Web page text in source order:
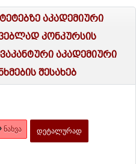
აკადემიური
კონკურსის
აკადემიური
შესახებ
ᲜᲐᲮᲕᲐ ᲓᲔᲢᲐᲚᲣᲠᲐᲓ